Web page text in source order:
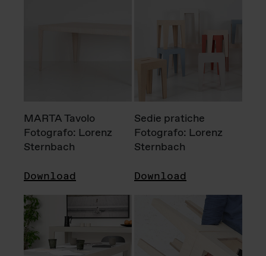
MARTA Tavolo
Fotografo: Lorenz
Sternbach
Download
Sedie pratiche
Fotografo: Lorenz
Sternbach
Download